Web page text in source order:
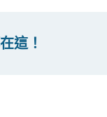
這！